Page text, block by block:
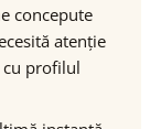
concepute
atenție
profilul